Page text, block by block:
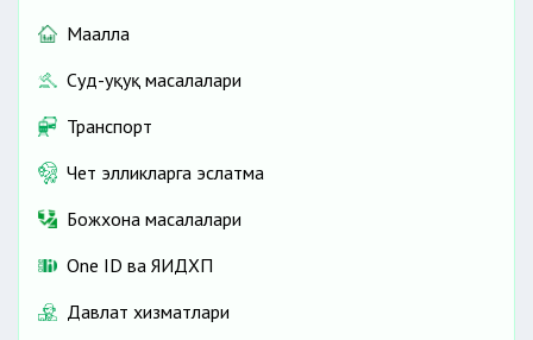
Маҳалла
Суд-ҳуқуқ масалалари
Транспорт
Чет элликларга эслатма
Божхона масалалари
One ID ва ЯИДХП
Давлат хизматлари